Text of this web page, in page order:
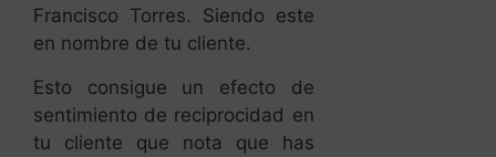
Francisco Torres. Siendo este
en nombre de tu cliente.
Esto consigue un efecto de
sentimiento de reciprocidad en
tu cliente que nota que has